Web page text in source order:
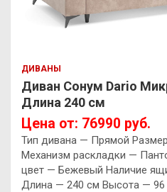
ДИВАНЫ
Диван Сонум Dario
Длина 240 см
Цена от: 76990 руб.
Тип дивана — Прямой
Механизм раскладки —
цвет — Бежевый Наличие
Длина — 240 см Высота — 96